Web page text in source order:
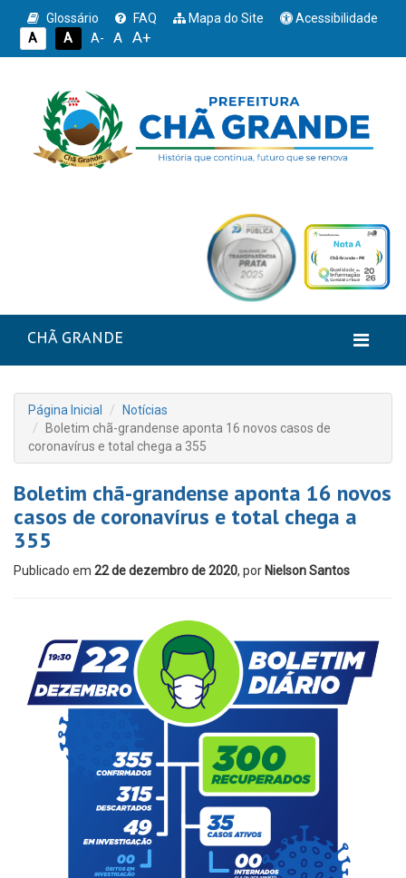
Glossário FAQ Mapa do Site
Acessibilidade
A
A A- A A+
CHÃ GRANDE
Página Inicial
Notícias
Boletim chã-grandense aponta 16 novos casos de
coronavírus e total chega a 355
Boletim chã-grandense aponta 16 novos
casos de coronavírus e total chega a
355
Publicado em 22 de dezembro de 2020, por Nielson Santos